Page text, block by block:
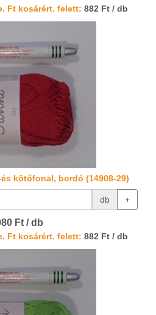
Ft kosárért. felett: 882 Ft / db
kötőfonal, bordó (14908-29)
db +
Ft / db
Ft kosárért. felett: 882 Ft / db